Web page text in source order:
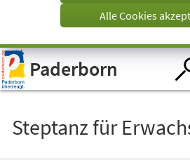
Visuelle
Assistenzsoftware
öffnen.
Alle Cookies
Paderborn
Steptanz für